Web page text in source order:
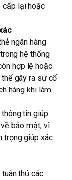
cấp lại hoặc
ngân hàng
hệ thống
hợp lệ hoặc
thể gây ra sự cố
hàng khi làm
thông tin giúp
bảo mật, vì
trọng giúp xác
tuân thủ các